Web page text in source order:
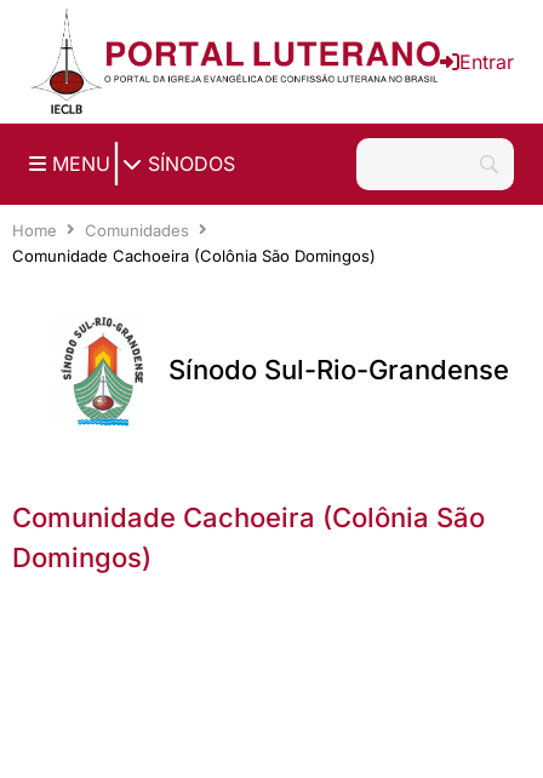
Ir para o conteúdo principal
Entrar
MENU SÍNODOS
Home
Comunidades
Comunidade Cachoeira (Colônia São Domingos)
Sínodo Sul-Rio-Grandense
Comunidade Cachoeira (Colônia São
Domingos)